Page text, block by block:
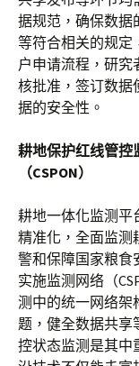
据规范，确保数据
等符合相关的规定
户申请流程，研
核批准，签订数据
据的安全性。
耕地保护红线管控
（CSPON）
耕地一体化监测平
精准化，全面监测
警和保障国家粮食
实施监测网络（
测中的统一网络架
题，健全数据共享
控状态监测是其中